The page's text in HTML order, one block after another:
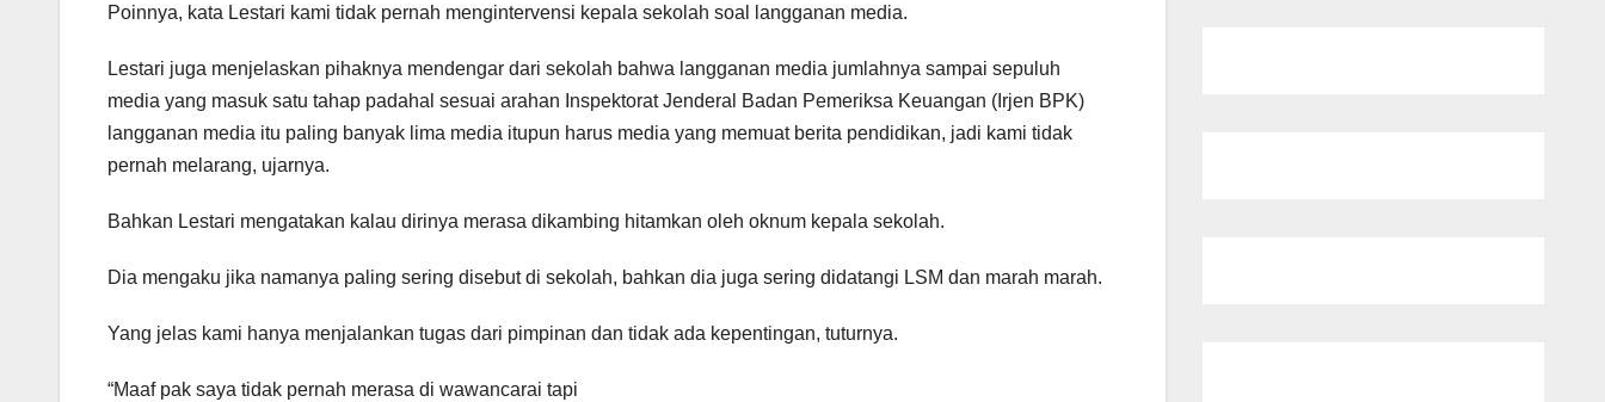
Poinnya, kata Lestari kami tidak pernah mengintervensi kepala sekolah soal langganan media.
Lestari juga menjelaskan pihaknya mendengar dari sekolah bahwa langganan media jumlahnya sampai sepuluh
media yang masuk satu tahap padahal sesuai arahan Inspektorat Jenderal Badan Pemeriksa Keuangan (Irjen BPK)
langganan media itu paling banyak lima media itupun harus media yang memuat berita pendidikan, jadi kami tidak
pernah melarang, ujarnya.
Bahkan Lestari mengatakan kalau dirinya merasa dikambing hitamkan oleh oknum kepala sekolah.
Dia mengaku jika namanya paling sering disebut di sekolah, bahkan dia juga sering didatangi LSM dan marah marah.
Yang jelas kami hanya menjalankan tugas dari pimpinan dan tidak ada kepentingan, tuturnya.
“Maaf pak saya tidak pernah merasa di wawancarai tapi